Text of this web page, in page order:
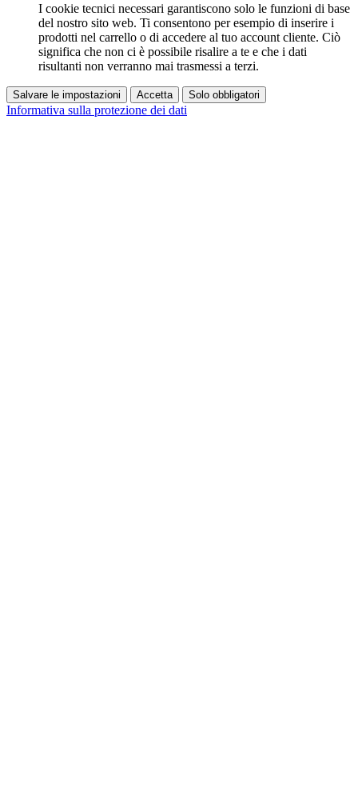
I cookie tecnici necessari garantiscono solo le funzioni di base
del nostro sito web. Ti consentono per esempio di inserire i
prodotti nel carrello o di accedere al tuo account cliente. Ciò
significa che non ci è possibile risalire a te e che i dati
risultanti non verranno mai trasmessi a terzi.
Salvare le impostazioni Accetta Solo obbligatori
Informativa sulla protezione dei dati